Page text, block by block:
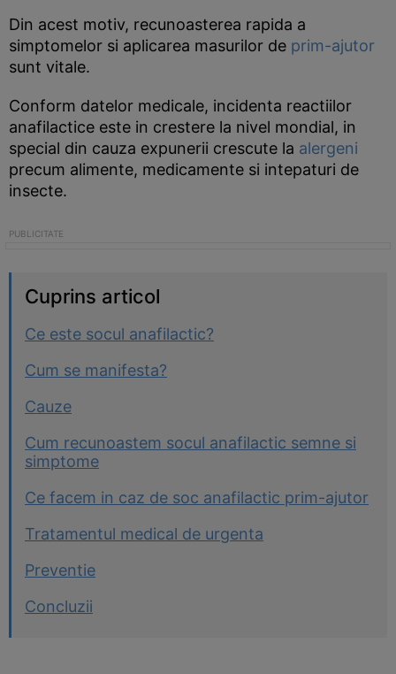
Din acest motiv, recunoasterea rapida a
simptomelor si aplicarea masurilor de prim-ajutor
sunt vitale.
Conform datelor medicale, incidenta reactiilor
anafilactice este in crestere la nivel mondial, in
special din cauza expunerii crescute la alergeni
precum alimente, medicamente si intepaturi de
insecte.
Cuprins articol
Ce este socul anafilactic?
Cum se manifesta?
Cauze
Cum recunoastem socul anafilactic semne si
simptome
Ce facem in caz de soc anafilactic prim-ajutor
Tratamentul medical de urgenta
Preventie
Concluzii